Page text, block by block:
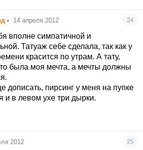
• 14 апреля 2012 24
вполне симпатичной и
Татуаж себе сделала, так как у
красится по утрам. А тату,
была моя мечта, а мечты должны
дописать, пирсинг у меня на пупке
и в левом ухе три дырки.
2012 25